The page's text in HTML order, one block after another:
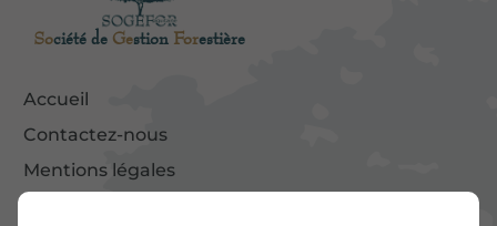
Société de Gestion Forestière
Accueil
Contactez-nous
Mentions légales